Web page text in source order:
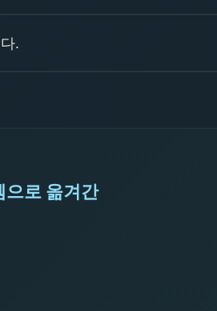
.
으로 옮겨간